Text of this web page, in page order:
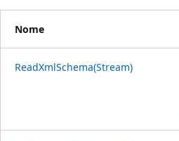
Nome
ReadXmlSchema(Stream)